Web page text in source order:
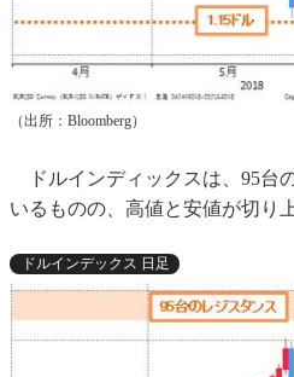
（出所：Bloomberg）
ドルインディックスは、95台
いるものの、高値と安値が切り
ドルインデックス 日足